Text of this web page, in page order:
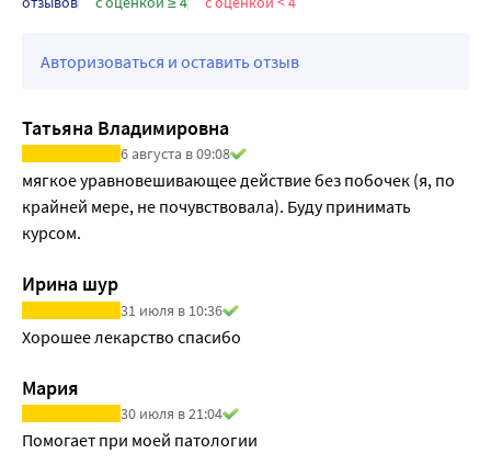
Авторизоваться и оставить отзыв
Татьяна Владимировна
6 августа в 09:08
мягкое уравновешивающее действие без побочек (я, по
крайней мере, не почувствовала). Буду принимать
курсом.
Ирина шур
31 июля в 10:36
Хорошее лекарство спасибо
Мария
30 июля в 21:04
Помогает при моей патологии